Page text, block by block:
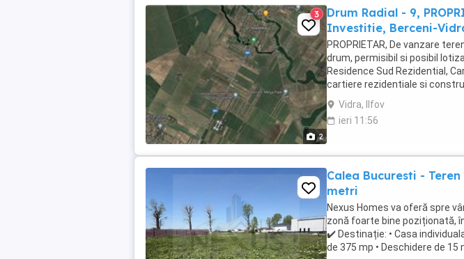
2
3
Drum Radial - 9,
Investitie, Berceni-
PROPRIETAR, De vanzare
drum, permisibil si posibil
Residence Sud Rezidential,
cartiere rezidentiale si
Canalizare, RCS; Acces prin ...
Vidra, Ilfov
ieri 11:56
Calea Bucuresti -
metri
Nexus Homes va oferă spre
zonă foarte bine poziționată,
✔️ Destinație: • Casa
de 375 mp • Deschidere de